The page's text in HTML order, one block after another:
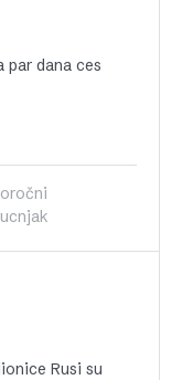
par dana ces
Rusi su